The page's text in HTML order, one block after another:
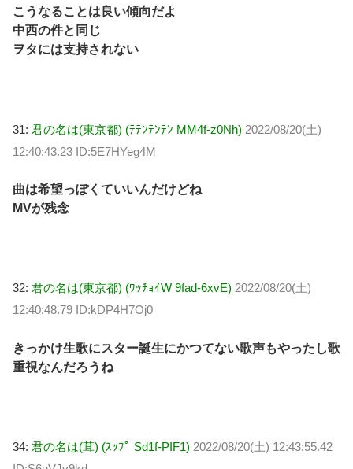
こうなることは良い傾向だよ
中西の件と同じ
ヲタには支持されない
31: 君の名は(東京都) (ﾃﾃﾝﾃﾝﾃﾝ MM4f-z0Nh) 2022/08/20(土)
12:40:43.23 ID:5E7HYeg4M
曲は希望っぽくていいんだけどね
MVが残念
32: 君の名は(東京都) (ﾜｯﾁｮｲW 9fad-6xvE) 2022/08/20(土)
12:40:48.79 ID:kDP4H7Oj0
きっかけ生歌にスター誕生にかつてない歌声もやったし歌
重視なんだろうね
34: 君の名は(茸) (ｽｯﾌﾟ Sd1f-PIF1) 2022/08/20(土) 12:43:55.42